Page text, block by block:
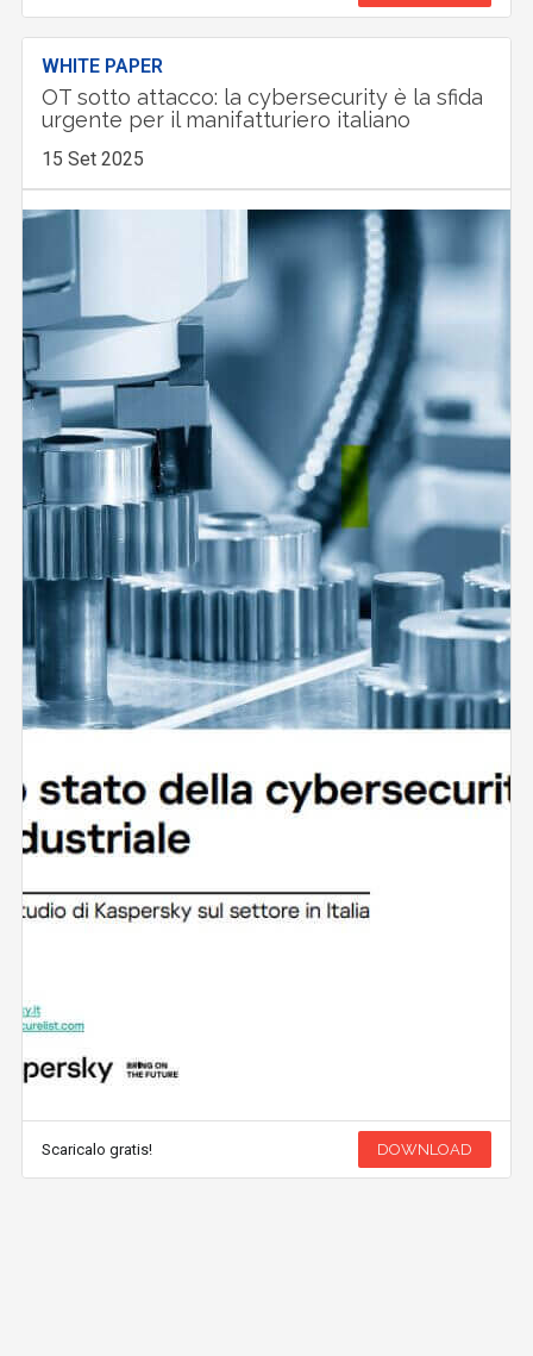
WHITE PAPER
OT sotto attacco: la cybersecurity è la sfida
urgente per il manifatturiero italiano
15 Set 2025
Scaricalo gratis! DOWNLOAD